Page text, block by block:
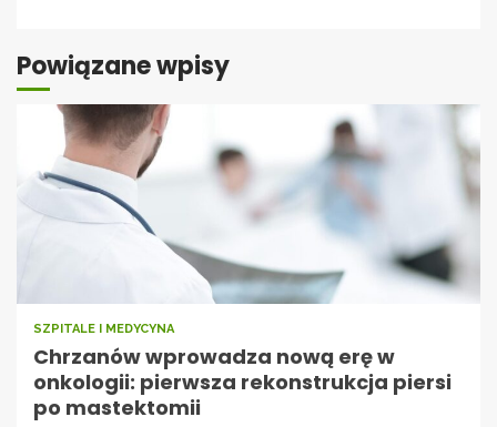
Powiązane wpisy
SZPITALE I MEDYCYNA
Chrzanów wprowadza nową erę w
onkologii: pierwsza rekonstrukcja piersi
po mastektomii